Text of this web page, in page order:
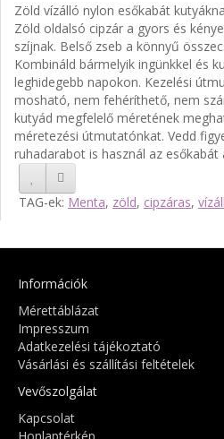
Zöld vízálló nylon esőkabát
Zöld oldalsó cipzár a gyors és
szíjnak. Belső zseb a könnyű
Kombináld bármelyik ingünkkel és
leghidegebb napokon. Kezelési
mosható, nem fehéríthető, nem
kutyád megfelelő méretének
méretezési útmutatónkat. Vedd
ruhadarabot is használ az esőkabát
TAG-ek: Menta, zöld, cipzáras,
Információk
Mérettáblázat
Impresszum
Adatkezelési tájékoztató
Vásárlási és szállítási feltételek
Vevőszolgálat
Kapcsolat